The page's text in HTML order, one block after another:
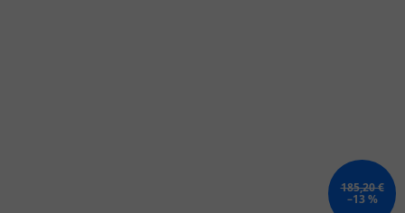
185,20 €
–13 %